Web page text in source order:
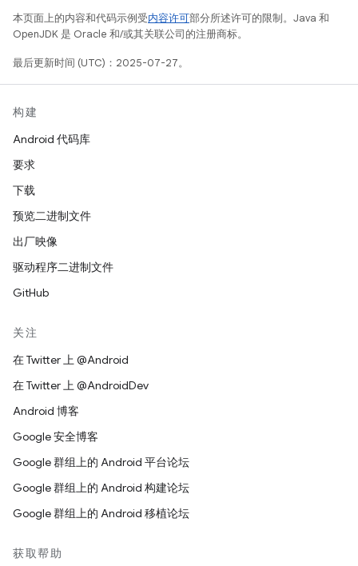
本页面上的内容和代码示例受内容许可部分所述许可的限制。Java 和
OpenJDK 是 Oracle 和/或其关联公司的注册商标。
最后更新时间 (UTC)：2025-07-27。
构建
Android 代码库
要求
下载
预览二进制文件
出厂映像
驱动程序二进制文件
GitHub
关注
在 Twitter 上 @Android
在 Twitter 上 @AndroidDev
Android 博客
Google 安全博客
Google 群组上的 Android 平台论坛
Google 群组上的 Android 构建论坛
Google 群组上的 Android 移植论坛
获取帮助